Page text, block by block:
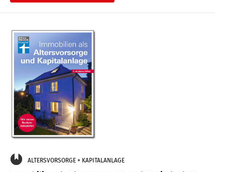
ALTERSVORSORGE + KAPITALANLAGE